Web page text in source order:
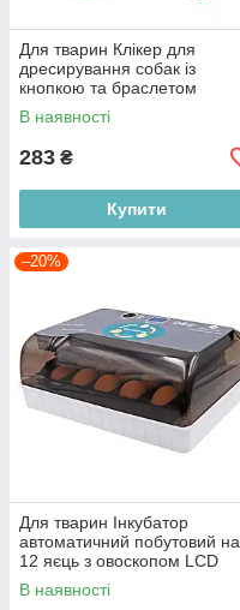
Для тварин Клікер для
дресирування собак із
кнопкою та браслетом
тренажер-щолкачик для
навчання тварин Польща
В наявності
283 ₴
Купити
–20%
Для тварин Інкубатор
автоматичний побутовий на
12 яєць з овоскопом LCD
дисплей 40Вт прозорі стінки
Польща
В наявності